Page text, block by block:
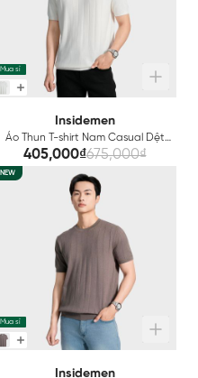
Mua sỉ
Insidemen
Áo Thun T-shirt Nam Casual Dệt
Kiểu Len Insidemen ITSU01AS3
405,000₫675,000₫
NEW
Mua sỉ
Insidemen